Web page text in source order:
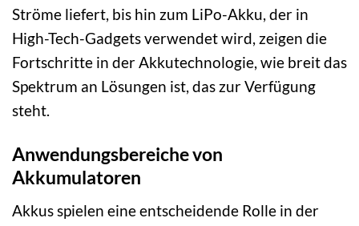
Ströme liefert, bis hin zum LiPo-Akku, der in
High-Tech-Gadgets verwendet wird, zeigen die
Fortschritte in der Akkutechnologie, wie breit das
Spektrum an Lösungen ist, das zur Verfügung
steht.
Anwendungsbereiche von
Akkumulatoren
Akkus spielen eine entscheidende Rolle in der